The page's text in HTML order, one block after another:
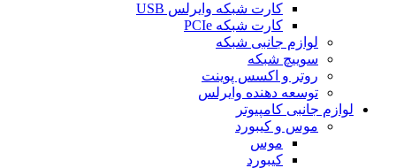
کارت شبکه وایرلس USB
کارت شبکه PCIe
لوازم جانبی شبکه
سوییچ شبکه
روتر و اکسس پوینت
توسعه دهنده وایرلس
لوازم جانبی کامپیوتر
موس و کیبورد
موس
کیبورد